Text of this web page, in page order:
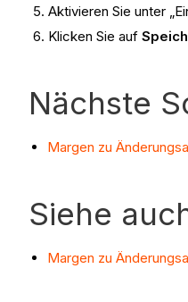
Aktivieren Sie unter
Klicken Sie auf
Nächste
Margen zu
Siehe
Margen zu